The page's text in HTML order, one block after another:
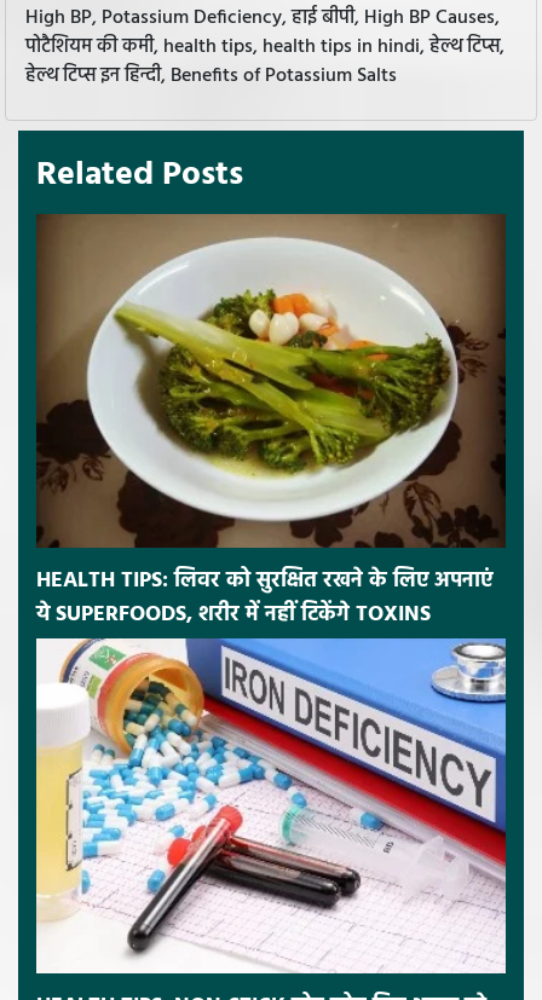
High BP, Potassium Deficiency, हाई बीपी, High BP Causes,
पोटैशियम की कमी, health tips, health tips in hindi, हेल्थ टिप्स,
हेल्थ टिप्स इन हिन्दी, Benefits of Potassium Salts
Related Posts
HEALTH TIPS: लिवर को सुरक्षित रखने के लिए अपनाएं
ये SUPERFOODS, शरीर में नहीं टिकेंगे TOXINS